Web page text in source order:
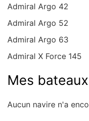
Admiral Argo 42
Admiral Argo 52
Admiral Argo 63
Admiral X Force 145
Mes bateaux
Aucun navire n'a